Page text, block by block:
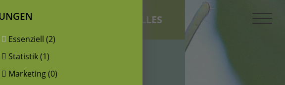
AKTUELLES
Essenziell (2)
Statistik (1)
Marketing (0)